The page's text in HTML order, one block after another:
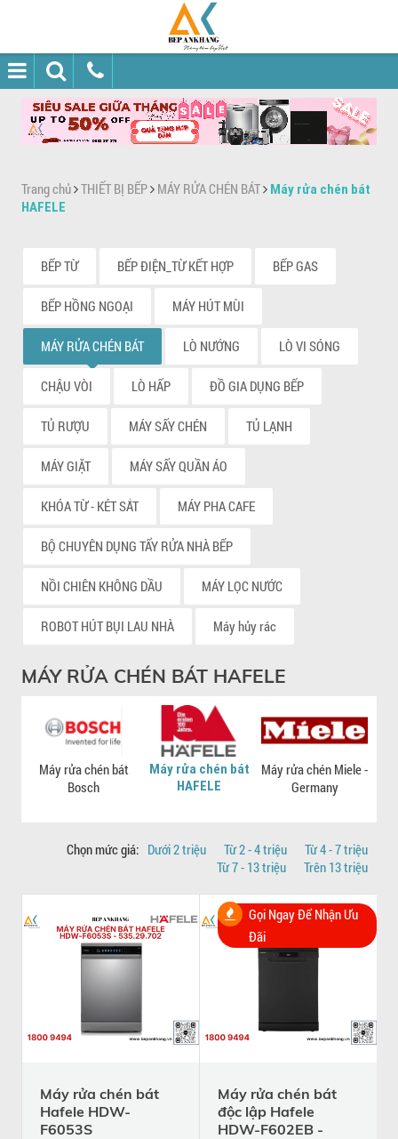
Trang chủ THIẾT BỊ BẾP MÁY RỬA CHÉN BÁT
Máy rửa chén bát
HAFELE
BẾP TỪ BẾP ĐIỆN_TỪ KẾT HỢP BẾP GAS
BẾP HỒNG NGOẠI MÁY HÚT MÙI
MÁY RỬA CHÉN BÁT LÒ NƯỚNG LÒ VI SÓNG
CHẬU VÒI LÒ HẤP ĐỒ GIA DỤNG BẾP
TỦ RƯỢU MÁY SẤY CHÉN TỦ LẠNH
MÁY GIẶT MÁY SẤY QUẦN ÁO
KHÓA TỪ - KÉT SẮT MÁY PHA CAFE
BỘ CHUYÊN DỤNG TẨY RỬA NHÀ BẾP
NỒI CHIÊN KHÔNG DẦU MÁY LỌC NƯỚC
ROBOT HÚT BỤI LAU NHÀ Máy hủy rác
MÁY RỬA CHÉN BÁT HAFELE
Máy rửa chén bát
Bosch
Máy rửa chén bát
HAFELE
Máy rửa chén Miele -
Germany
Chọn mức giá: Dưới 2 triệu Từ 2 - 4 triệu
Từ 4 - 7 triệu
Từ 7 - 13 triệu
Trên 13 triệu
Máy rửa chén bát
Hafele HDW-
F6053S
Gọi Ngay Để Nhận Ưu
Đãi
Máy rửa chén bát
độc lập Hafele
HDW-F602EB -